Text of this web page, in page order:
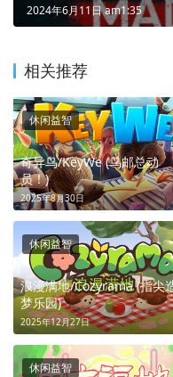
2024年6月11日 am1:35
相关推荐
奇异鸟/KeyWe (鸟邮总动
员！)
2025年8月30日
休闲益智
浪漫满地/Cozyrama (指尖
梦乐园)
2025年12月27日
休闲益智
休闲益智